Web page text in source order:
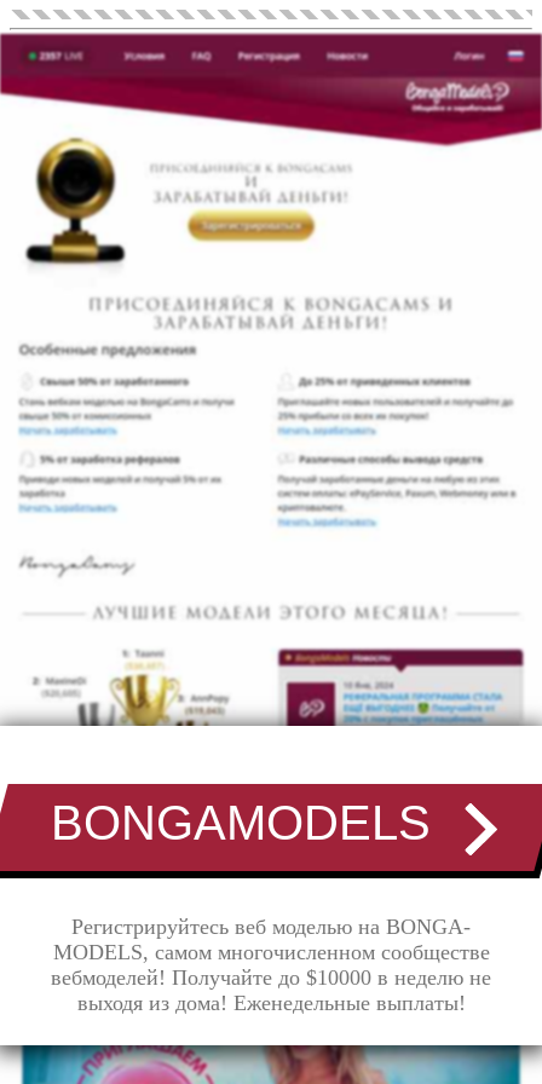
BONGAMODELS
Регистрируйтесь веб моделью на BONGA-
MODELS, самом многочисленном сообществе
вебмоделей! Получайте до $10000 в неделю не
выходя из дома! Еженедельные выплаты!